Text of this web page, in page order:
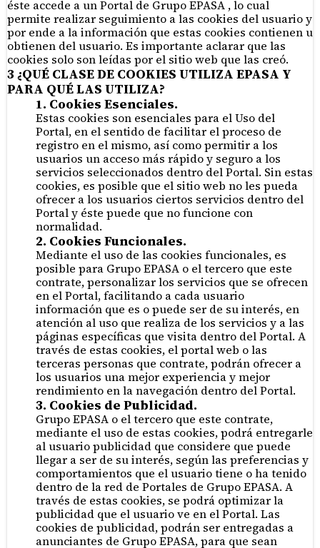
éste accede a un Portal de Grupo EPASA , lo cual
permite realizar seguimiento a las cookies del usuario y
por ende a la información que estas cookies contienen u
obtienen del usuario. Es importante aclarar que las
cookies solo son leídas por el sitio web que las creó.
3 ¿QUÉ CLASE DE COOKIES UTILIZA EPASA Y
PARA QUÉ LAS UTILIZA?
1. Cookies Esenciales.
Estas cookies son esenciales para el Uso del
Portal, en el sentido de facilitar el proceso de
registro en el mismo, así como permitir a los
usuarios un acceso más rápido y seguro a los
servicios seleccionados dentro del Portal. Sin estas
cookies, es posible que el sitio web no les pueda
ofrecer a los usuarios ciertos servicios dentro del
Portal y éste puede que no funcione con
normalidad.
2. Cookies Funcionales.
Mediante el uso de las cookies funcionales, es
posible para Grupo EPASA o el tercero que este
contrate, personalizar los servicios que se ofrecen
en el Portal, facilitando a cada usuario
información que es o puede ser de su interés, en
atención al uso que realiza de los servicios y a las
páginas específicas que visita dentro del Portal. A
través de estas cookies, el portal web o las
terceras personas que contrate, podrán ofrecer a
los usuarios una mejor experiencia y mejor
rendimiento en la navegación dentro del Portal.
3. Cookies de Publicidad.
Grupo EPASA o el tercero que este contrate,
mediante el uso de estas cookies, podrá entregarle
al usuario publicidad que considere que puede
llegar a ser de su interés, según las preferencias y
comportamientos que el usuario tiene o ha tenido
dentro de la red de Portales de Grupo EPASA. A
través de estas cookies, se podrá optimizar la
publicidad que el usuario ve en el Portal. Las
cookies de publicidad, podrán ser entregadas a
anunciantes de Grupo EPASA, para que sean